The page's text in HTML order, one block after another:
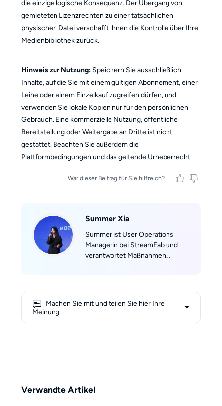
die einzige logische Konsequenz. Der Übergang von
gemieteten Lizenzrechten zu einer tatsächlichen
physischen Datei verschafft Ihnen die Kontrolle über Ihre
Medienbibliothek zurück.
Hinweis zur Nutzung:Speichern Sie ausschließlich
Inhalte, auf die Sie mit einem gültigen Abonnement, einer
Leihe oder einem Einzelkauf zugreifen dürfen, und
verwenden Sie lokale Kopien nur für den persönlichen
Gebrauch. Eine kommerzielle Nutzung, öffentliche
Bereitstellung oder Weitergabe an Dritte ist nicht
gestattet. Beachten Sie außerdem die
Plattformbedingungen und das geltende Urheberrecht.
War dieser Beitrag für Sie hilfreich?
Summer Xia
Summer ist User Operations
Managerin bei StreamFab und
verantwortet Maßnahmen
Kombination aus analytischer
Machen Sie mit und teilen Sie hier Ihre
Meinung.
Verwandte Artikel